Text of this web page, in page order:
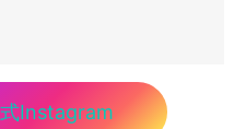
Instagram